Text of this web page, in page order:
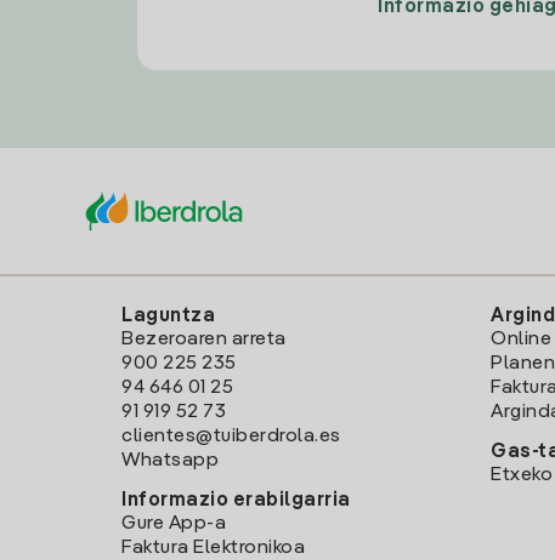
Informazio
Laguntza
Bezeroaren arreta
900 225 235
94 646 01 25
91 919 52 73
clientes@tuiberdrola.es
Whatsapp
Informazio erabilgarria
Gure App-a
Faktura Elektronikoa
Online
Gas-